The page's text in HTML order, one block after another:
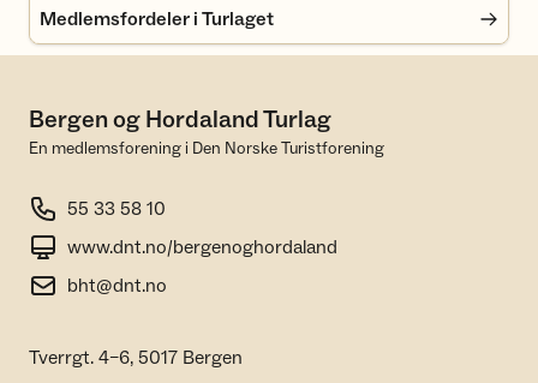
Medlemsfordeler i Turlaget
Bergen og Hordaland Turlag
En medlemsforening i Den Norske Turistforening
55 33 58 10
www.dnt.no/bergenoghordaland
bht@dnt.no
Tverrgt. 4–6, 5017 Bergen